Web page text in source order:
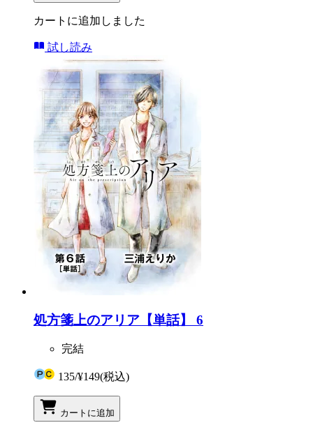
カートに追加しました
試し読み
処方箋上のアリア【単話】 6
完結
135/¥149(税込)
カートに追加